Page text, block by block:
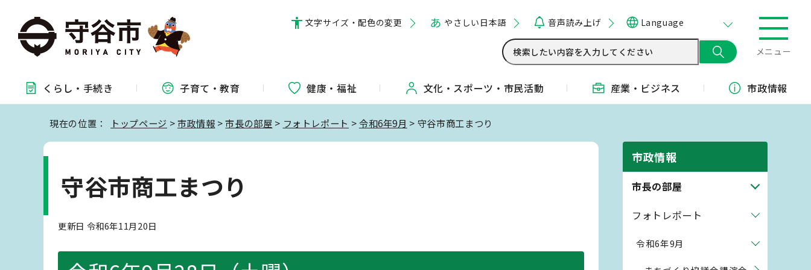
文字サイズ・配色の変更 やさしい日本語 音声読み上げ Language
メニュー
くらし・ 手続き 子育て・教育 健康・福祉 文化・ スポーツ・ 市民活動 産業・ ビジネス 市政情報
現在の位置： トップページ >市政情報 >市長の部屋 > フォトレポート >令和6年9月 > 守谷市商工まつり
守谷市商工まつり
更新日 令和6年11月20日
市政情報
市長の部屋
フォトレポート
令和6年9月